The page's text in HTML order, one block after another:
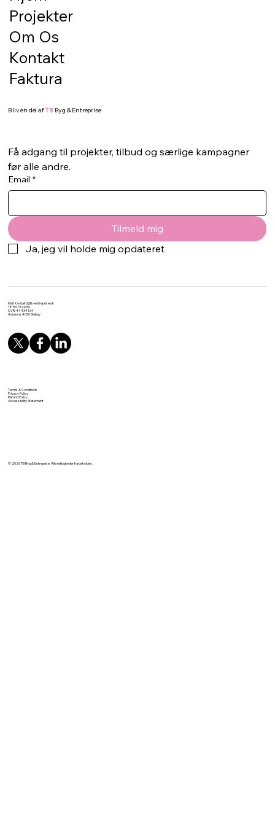
starter ikke med de synlige materialer. Den
sten eller terrassebræd
Projekter
Om Os
Kontakt
Faktura
Bliv en del afTBByg & Entreprise
Få adgang til projekter, tilbud og særlige kampagner
før alle andre.
Email *
Tilmeld mig
Ja, jeg vil holde mig opdateret
Mail:Kontakt@tb-entreprise.dk
Tlf: 53 73 46 56
CVR: 44434164
Adresse: 4050 Skibby
Terms & Conditions
Privacy Policy
Refund Policy
Accessibility Statement
© 2026 TB Byg & Entreprise. Alle rettigheder forbeholdes.